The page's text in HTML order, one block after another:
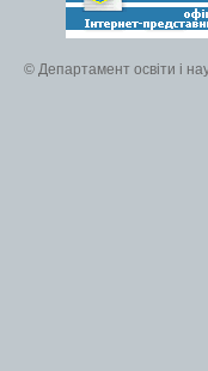
© Департамент освіти і